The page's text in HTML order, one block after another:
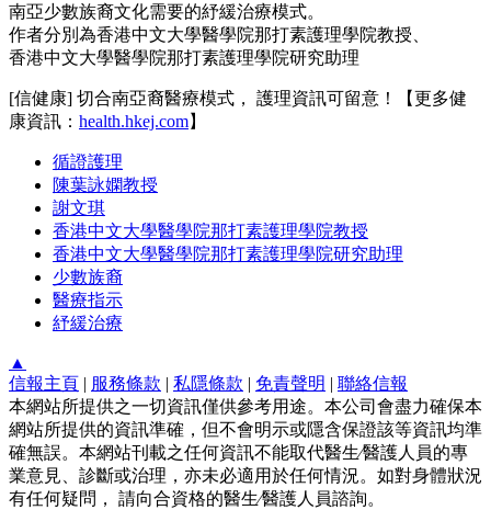
南亞少數族裔文化需要的紓緩治療模式。
作者分別為香港中文大學醫學院那打素護理學院教授、
香港中文大學醫學院那打素護理學院研究助理
[信健康] 切合南亞裔醫療模式， 護理資訊可留意！【更多健
康資訊： health.hkej.com】
循證護理
陳葉詠嫻教授
謝文琪
香港中文大學醫學院那打素護理學院教授
香港中文大學醫學院那打素護理學院研究助理
少數族裔
醫療指示
紓緩治療
▲
信報主頁 | 服務條款 | 私隱條款 | 免責聲明 | 聯絡信報
本網站所提供之一切資訊僅供參考用途。本公司會盡力確保本
網站所提供的資訊準確，但不會明示或隱含保證該等資訊均準
確無誤。本網站刊載之任何資訊不能取代醫生∕醫護人員的專
業意見、診斷或治理，亦未必適用於任何情況。如對身體狀況
有任何疑問， 請向合資格的醫生∕醫護人員諮詢。